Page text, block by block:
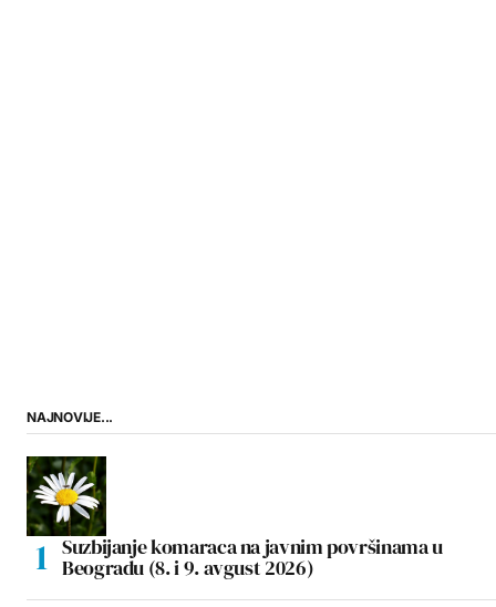
NAJNOVIJE...
Suzbijanje komaraca na javnim površinama u
Beogradu (8. i 9. avgust 2026)